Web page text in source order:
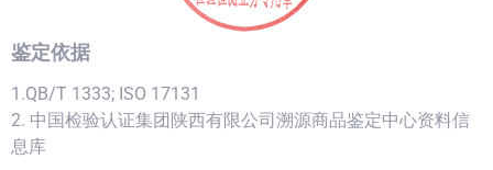
鉴定依据
1.QB/T 1333; ISO 17131
2. 中国检验认证集团陕西有限公司溯源商品鉴定中心资料信
息库